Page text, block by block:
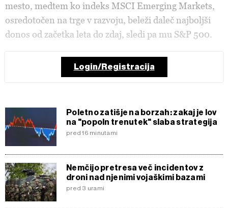
mesto, medtem ko indeks MSCI Emerging Markets,
osredotočen na trge v razvoju, beleži daleč najboljši
donos od začetka leta do zdaj, sledi pa mu S&P 500.
Login/Registracija
Poletno zatišje na borzah: zakaj je lov
na "popoln trenutek" slaba strategija
pred 16 minutami
Nemčijo pretresa več incidentov z
droni nad njenimi vojaškimi bazami
pred 3 urami